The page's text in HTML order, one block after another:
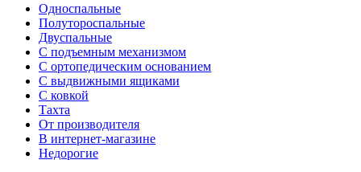
Односпальные
Полутороспальные
Двуспальные
С подъемным механизмом
С ортопедическим основанием
С выдвижными ящиками
С ковкой
Тахта
От производителя
В интернет-магазине
Недорогие